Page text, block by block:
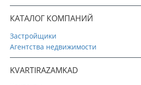
КАТАЛОГ КОМПАНИЙ
Застройщики
Агентства недвижимости
KVARTIRAZAMKAD